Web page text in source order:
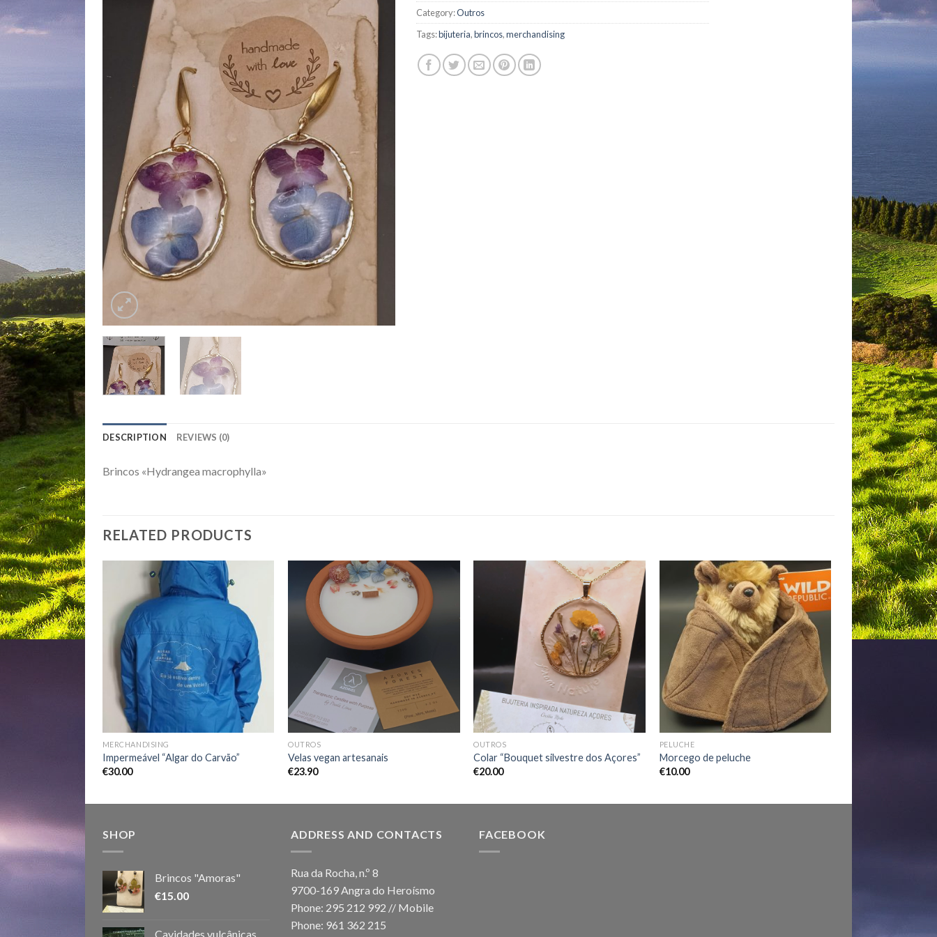
Category:Outros
Tags:bijuteria,brincos,merchandising
DESCRIPTION REVIEWS (0)
Brincos «Hydrangea macrophylla»
RELATED PRODUCTS
Add to
Wishlist
MERCHANDISING
Impermeável “Algar do Carvão”
€30.00
Add to
Wishlist
OUTROS
Velas vegan artesanais
€23.90
Add to
Wishlist
OUTROS
Colar “Bouquet silvestre dos Açores”
€20.00
Add to
Wishlist
PELUCHE
Morcego de peluche
€10.00
Add to
Wishlist
SHOP
Brincos "Amoras"
€15.00
Cavidades vulcânicas
ADDRESS AND CONTACTS
Rua da Rocha, n.º 8
9700-169 Angra do Heroísmo
Phone: 295 212 992 // Mobile
Phone: 961 362 215
FACEBOOK